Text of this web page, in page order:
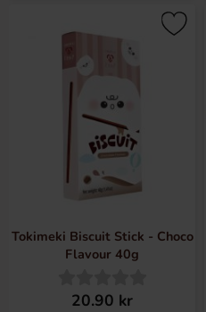
Tokimeki Biscuit Stick - Choco
Flavour 40g
20.90 kr